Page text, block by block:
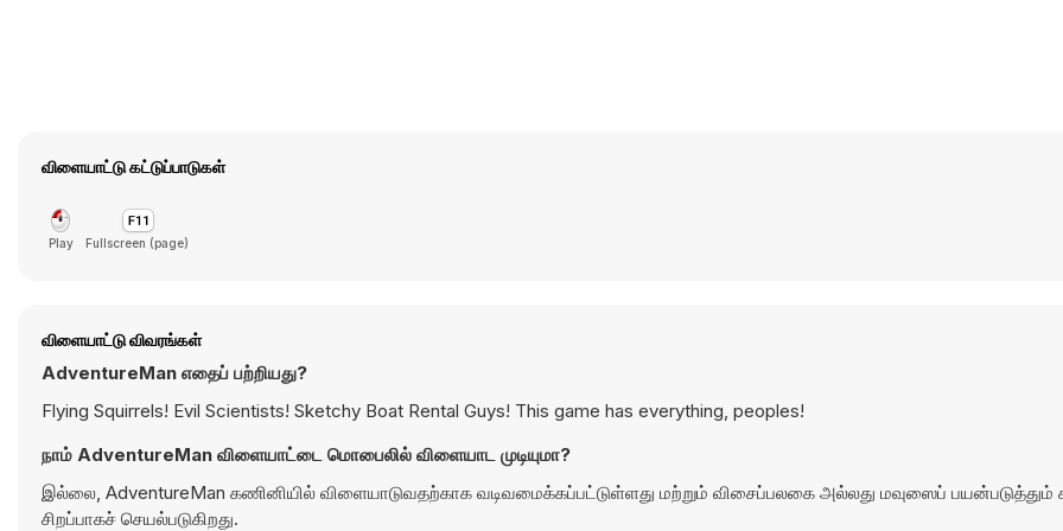
விளையாட்டு கட்டுப்பாடுகள்
Play Fullscreen (page)
விளையாட்டு விவரங்கள்
AdventureMan எதைப் பற்றியது?
Flying Squirrels! Evil Scientists! Sketchy Boat Rental Guys! This game has everything, peoples!
நாம் AdventureMan விளையாட்டை மொபைலில் விளையாட முடியுமா?
இல்லை, AdventureMan கணினியில் விளையாடுவதற்காக வடிவமைக்கப்பட்டுள்ளது மற்றும் விசைப்பலகை அல்லது மவுஸைப் பயன்படுத்தும்
சிறப்பாகச் செயல்படுகிறது.